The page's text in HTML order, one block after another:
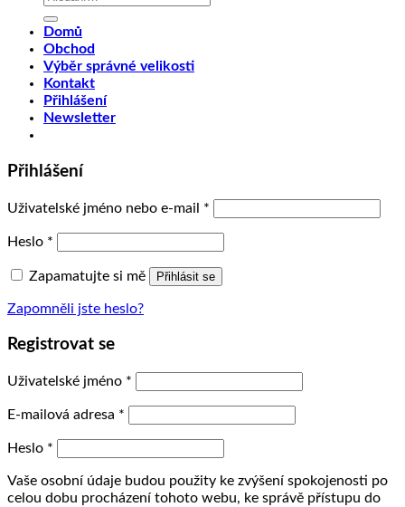
Domů
Obchod
Výběr správné velikosti
Kontakt
Přihlášení
Newsletter
Přihlášení
Uživatelské jméno nebo e-mail *
Heslo *
Zapamatujte si mě Přihlásit se
Zapomněli jste heslo?
Registrovat se
Uživatelské jméno *
E-mailová adresa *
Heslo *
Vaše osobní údaje budou použity ke zvýšení spokojenosti po
celou dobu procházení tohoto webu, ke správě přístupu do